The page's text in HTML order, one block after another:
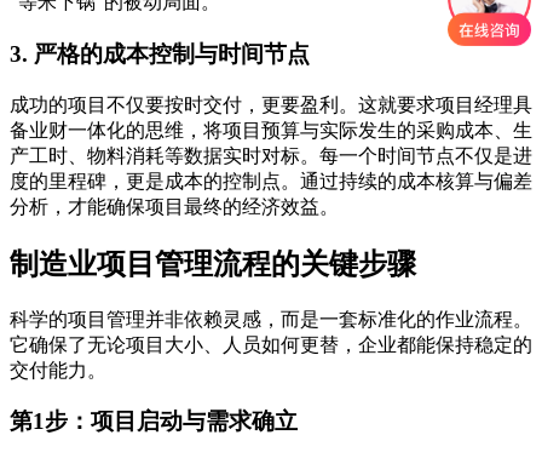
3. 严格的成本控制与时间节点
成功的项目不仅要按时交付，更要盈利。这就要求项目经理具
备业财一体化的思维，将项目预算与实际发生的采购成本、生
产工时、物料消耗等数据实时对标。每一个时间节点不仅是进
度的里程碑，更是成本的控制点。通过持续的成本核算与偏差
分析，才能确保项目最终的经济效益。
制造业项目管理流程的关键步骤
科学的项目管理并非依赖灵感，而是一套标准化的作业流程。
它确保了无论项目大小、人员如何更替，企业都能保持稳定的
交付能力。
第1步：项目启动与需求确立